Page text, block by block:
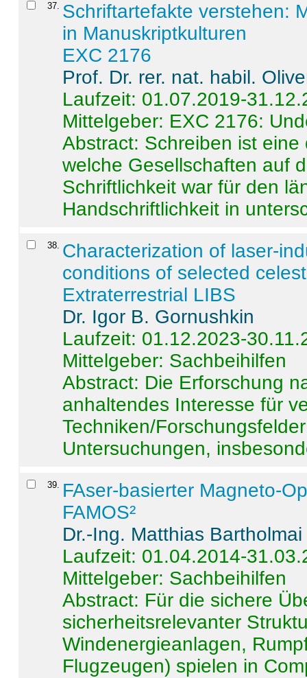
37. Schriftartefakte verstehen:
in Manuskriptkulturen
EXC 2176
Prof. Dr. rer. nat. habil.
Laufzeit: 01.07.2019-
Mittelgeber: EXC 2176:
Abstract: Schreiben ist
welche Gesellschaften auf
Schriftlichkeit war für den
Handschriftlichkeit in
38. Characterization of laser-
conditions of selected
Extraterrestrial LIBS
Dr. Igor B. Gornushkin
Laufzeit: 01.12.2023-
Mittelgeber: Sachbeihilfen
Abstract: Die Erforschung
anhaltendes Interesse für
Techniken/
Untersuchungen,
39. FAser-basierter Magneto-
FAMOS²
Dr.-Ing. Matthias Bartholmai
Laufzeit: 01.04.2014-
Mittelgeber: Sachbeihilfen
Abstract: Für die sichere
sicherheitsrelevanter
Windenergieanlagen,
Flugzeugen) spielen in